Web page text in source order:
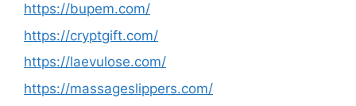
https://bupem.com/
https://cryptgift.com/
https://laevulose.com/
https://massageslippers.com/